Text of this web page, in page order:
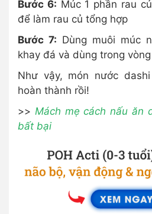
Bước 6: Múc 1 phần rau
để làm rau củ tổng hợp
Bước 7: Dùng muôi múc
khay đá và dùng trong
Như vậy, món nước
hoàn thành rồi!
>> Mách mẹ cách nấu ăn
bất bại